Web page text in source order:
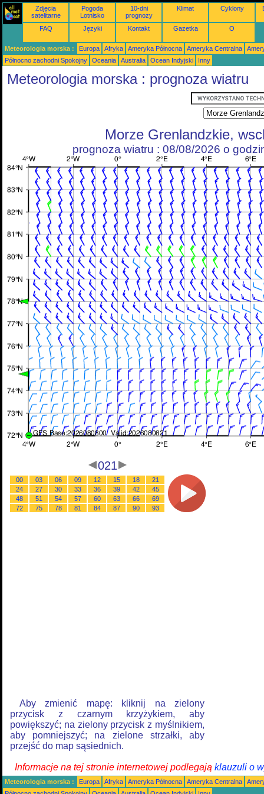
Zdjęcia
satelitarne
Pogoda
Lotnisko
10-dni
prognozy
Klimat Cyklony
FAQ Języki Kontakt Gazetka O
Meteorologia morska : Europa Afryka Ameryka Północna Ameryka Centralna
Północno zachodni Spokojny
Oceania Australia Ocean Indyjski Inny
Meteorologia morska : prognoza wiatru
Morze Grenlandzkie,
prognoza wiatru : 08/08/2026 o
021
00 03 06 09 12 15 18
21
24
27 30 33 36 39 42
45
48
51 54 57 60 63 66
69
72
75 78 81 84 87 90 93
Aby zmienić mapę: kliknij na zielony
przycisk z czarnym krzyżykiem, aby
powiększyć; na zielony przycisk z myślnikiem,
aby pomniejszyć; na zielone strzałki, aby
przejść do map sąsiednich.
Informacje na tej stronie internetowej podlegają klauzuli o
Meteorologia morska : Europa Afryka Ameryka Północna Ameryka Centralna